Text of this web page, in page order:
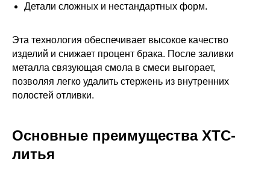
Детали сложных и нестандартных форм.
Эта технология обеспечивает высокое качество
изделий и снижает процент брака. После заливки
металла связующая смола в смеси выгорает,
позволяя легко удалить стержень из внутренних
полостей отливки.
Основные преимущества ХТС-
литья